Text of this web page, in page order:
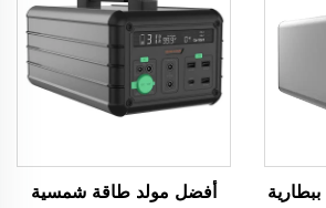
أفضل مولد طاقة شمسية